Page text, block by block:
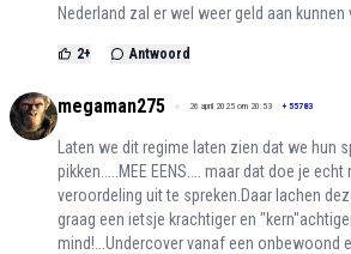
Nederland zal er wel weer geld aan kunnen
2+ Antwoord
megaman275 26 april 2025 om 20:53 + 55783
Laten we dit regime laten zien dat we hun
pikken.....MEE EENS.... maar dat doe je
veroordeling uit te spreken.Daar lachen
graag een ietsje krachtiger en
mind!...Undercover vanaf een onbewoond